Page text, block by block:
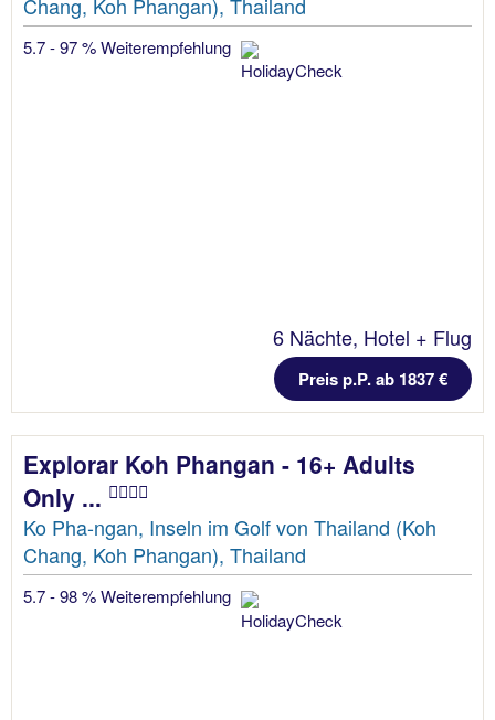
5.7 - 97 % Weiterempfehlung
6 Nächte, Hotel + Flug
Preis p.P. ab 1837 €
Explorar Koh Phangan - 16+ Adults
Only ...
Ko Pha-ngan, Inseln im Golf von Thailand (Koh
Chang, Koh Phangan), Thailand
5.7 - 98 % Weiterempfehlung